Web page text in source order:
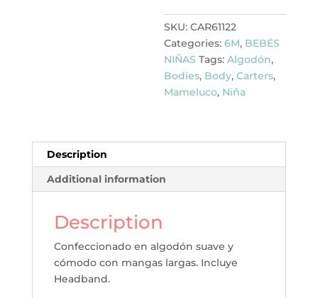
HEADBAND
quantity
SKU:CAR61122
Categories:6M, BEBÉS
NIÑAS Tags:Algodón,
Bodies, Body,Carters,
Mameluco, Niña
Description
Additional information
Description
Confeccionado en algodón suave y
cómodo con mangas largas. Incluye
Headband.